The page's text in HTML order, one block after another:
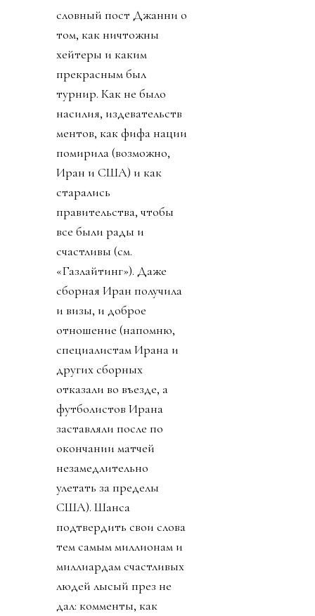
словный пост Джанни о
том, как ничтожны
хейтеры и каким
прекрасным был
турнир. Как не было
насилия, издевательств
ментов, как фифа нации
помирила (возможно,
Иран и США) и как
старались
правительства, чтобы
все были рады и
счастливы (см.
«Газлайтинг»). Даже
сборная Иран получила
и визы, и доброе
отношение (напомню,
специалистам Ирана и
других сборных
отказали во въезде, а
футболистов Ирана
заставляли после по
окончании матчей
незамедлительно
улетать за пределы
США). Шанса
подтвердить свои слова
тем самым миллионам и
миллиардам счастливых
людей лысый през не
дал: комменты, как